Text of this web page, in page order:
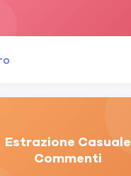
Estrazione Casuale
Commenti